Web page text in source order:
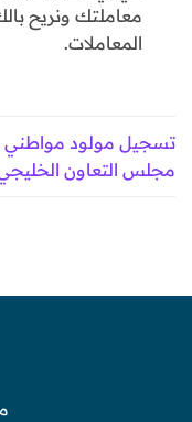
معاملتك ونريح
المعاملات.
تسجيل مولود
مجلس التعاون